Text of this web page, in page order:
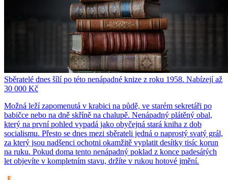
Sběratelé dnes šílí po této nenápadné knize z roku 1958. Nabízejí až
30 000 Kč
Možná leží zapomenutá v krabici na půdě, ve starém sekretáři po
babičce nebo na dně skříně na chalupě. Nenápadný plátěný obal,
který na první pohled vypadá jako obyčejná stará kniha z dob
socialismu. Přesto se dnes mezi sběrateli jedná o naprostý svatý grál,
za který jsou nadšenci ochotni okamžitě vyplatit desítky tisíc korun
na ruku. Pokud doma tento nenápadný poklad z konce padesátých
let objevíte v kompletním stavu, držíte v rukou hotové jmění.